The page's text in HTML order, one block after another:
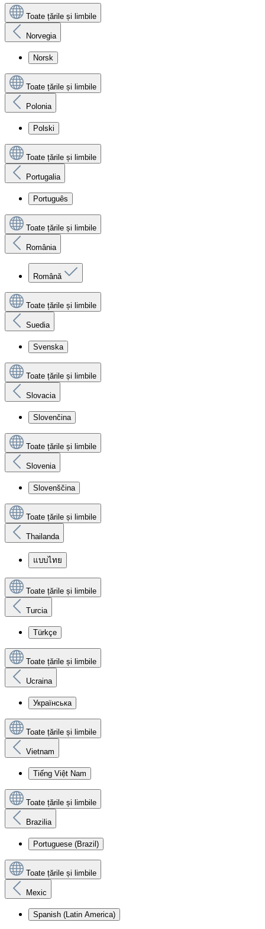
Toate țările și limbile
Norvegia
Norsk
Toate țările și limbile
Polonia
Polski
Toate țările și limbile
Portugalia
Português
Toate țările și limbile
România
Română
Toate țările și limbile
Suedia
Svenska
Toate țările și limbile
Slovacia
Slovenčina
Toate țările și limbile
Slovenia
Slovenščina
Toate țările și limbile
Thailanda
แบบไทย
Toate țările și limbile
Turcia
Türkçe
Toate țările și limbile
Ucraina
Українська
Toate țările și limbile
Vietnam
Tiếng Việt Nam
Toate țările și limbile
Brazilia
Portuguese (Brazil)
Toate țările și limbile
Mexic
Spanish (Latin America)